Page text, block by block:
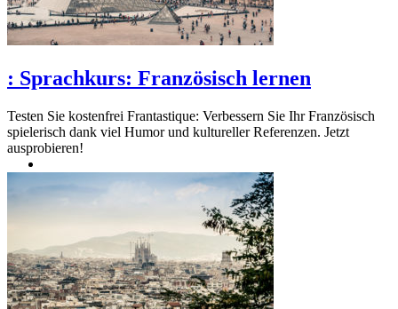
: Sprachkurs: Französisch lernen
Testen Sie kostenfrei Frantastique: Verbessern Sie Ihr Französisch
spielerisch dank viel Humor und kultureller Referenzen. Jetzt
ausprobieren!